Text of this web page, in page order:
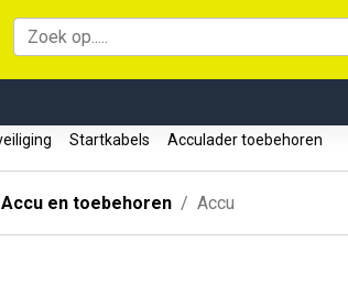
Startkabels Acculader toebehoren
Accu en toebehoren Accu